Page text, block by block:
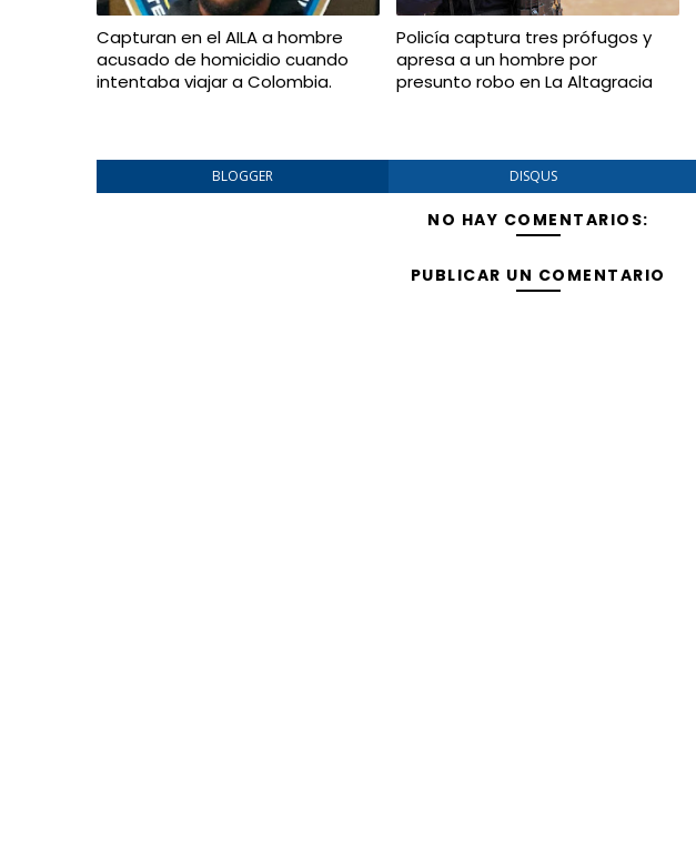
Capturan en el AILA a hombre
acusado de homicidio cuando
intentaba viajar a Colombia.
Policía captura tres prófugos y
apresa a un hombre por
presunto robo en La Altagracia
BLOGGER DISQUS
NO HAY COMENTARIOS:
PUBLICAR UN COMENTARIO